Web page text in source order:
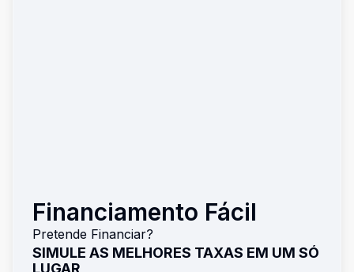
Financiamento Fácil
Pretende Financiar?
SIMULE AS MELHORES TAXAS EM UM SÓ
LUGAR